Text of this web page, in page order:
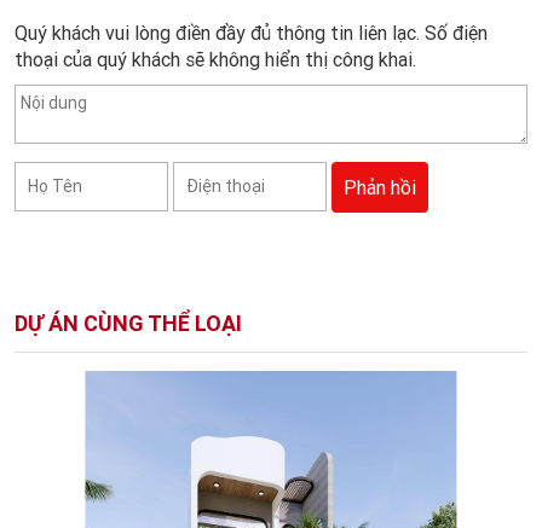
Quý khách vui lòng điền đầy đủ thông tin liên lạc. Số điện
thoại của quý khách sẽ không hiển thị công khai.
DỰ ÁN CÙNG THỂ LOẠI